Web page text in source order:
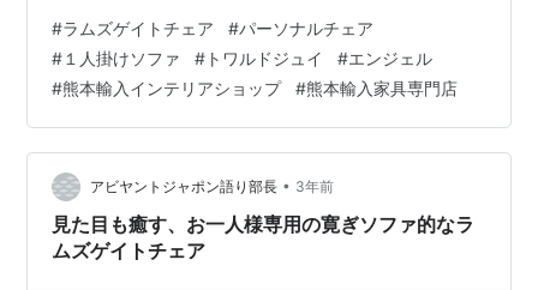
センチしかないのでどこでも置けると大人気！デザイン
も張り生地もフランスインテリアのソファですが、イギ
リスアンティークのラムズゲイトチェアがモチーフとさ
れています。 張り生地の背もたれ上右側に天使達が女神
のレリーフ額絵を教会に運んでいる様子が見えます。そ
の名の通り幸せをもたらしてくれる天…
#ラムズゲイトチェア #パーソナルチェア
# １人掛けソファ # トワルドジュイ #エンジェル
#熊本輸入インテリアショップ #熊本輸入家具専門店
アビヤントジャポン語り部長 • 3年前
見た目も癒す、お一人様専用の寛ぎソファ的なラ
ムズゲイトチェア